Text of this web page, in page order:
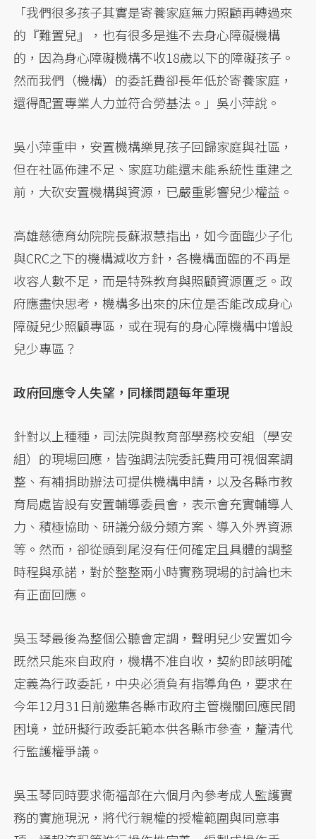
「我們很多孩子其實是寄養家庭無力照顧再轉過來
的『難置兒』，也有很多是進不去身心障礙機構
的，因為身心障礙機構不收18歲以下的障礙孩子。
然而我們（機構）的委託費卻長年低於寄養家庭，
還得配置專業人力並符合勞基法。」吳小萍說。
吳小萍重申，安置機構樂見孩子回歸家庭與社區，
但在社區佈建不足、家庭功能還未能系統性重建之
前，大砍安置機構與資源，已嚴重影響兒少權益。
高雄慈德育幼院院長蘇淑慧指出，如今面臨少子化
與CRC之下的機構減收方針，各機構面臨的不再是
收容人數不足，而是特殊教育與照顧資源匱乏。政
府應盡快思考，機構多出來的床位是否能改成身心
障礙兒少照顧專區，或在現有的身心障機構中增設
兒少專區？
政府回應令人失望，同樣問題每年重現
針對以上種種，司法院與教育部學務校安組（學安
組）的現場回應，皆強調法院委託費用可視個案調
整、有補捐助辦法可提供機構申請，以及各縣市教
育局處皆設有安置輔導委員會，表示會充實輔導人
力、積極協助、研議分級分類方案、導入外界資源
等。然而，卻從頭到尾沒有任何確定且具體的調整
時程與承諾，對於整整兩小時實務現場的討論也未
有正面回應。
吳玉琴最後為整個公聽會定調，聲明兒少安置如今
既然只能來自政府，機構不准自收，契約即該明確
定義為行政委託，中央必須負有指導角色，要求在
今年12月31日前邀集各縣市政府主管機關回應民間
困境，並研擬行政委託範本供各縣市參查，釐清代
行監護權爭議。
吳玉琴同時要求衛福部在六個月內參考成人監護實
務的實施現況，將代行親權的授權範圍與同意事